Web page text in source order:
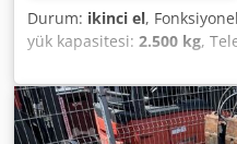
Durum: ikinci el,
yük kapasitesi: 2.500 kg,
Itmj Ahqsk ISO sınıfı: ISO
Kullanıma hazır ve
normal Açıklama: ISO 2A
1300 mm 120x45 ID OS2057